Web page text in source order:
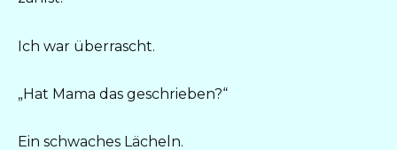
Ich war überrascht.
„Hat Mama das geschrieben?“
Ein schwaches Lächeln.